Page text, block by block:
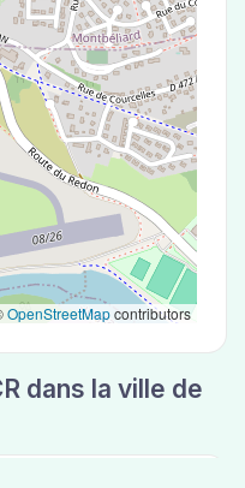
OpenStreetMapcontributors
dans la ville de